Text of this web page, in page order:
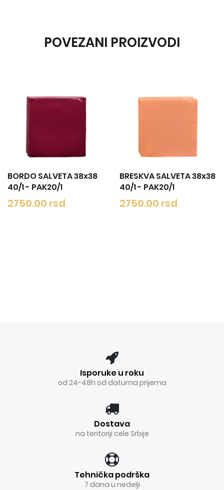
POVEZANI PROIZVODI
BORDO SALVETA 38x38
40/1 - PAK20/1
2750.00 rsd
BRESKVA SALVETA 38x38
40/1 - PAK20/1
2750.00 rsd
Isporuke u roku
od 24-48h od datuma prijema
Dostava
na teritoriji cele Srbije
Tehnička podrška
7 dana u nedelji